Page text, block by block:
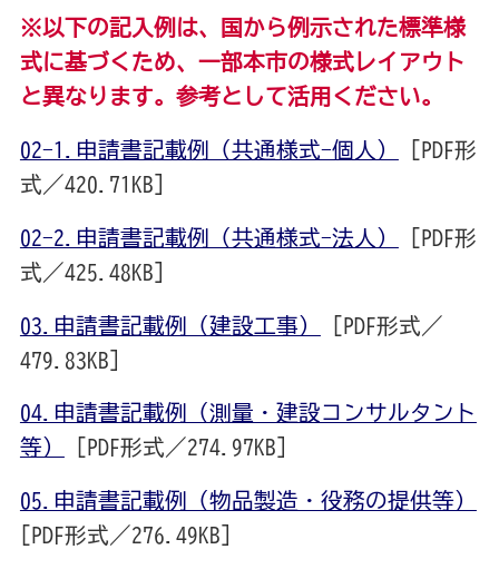
※以下の記入例は、国から例示された標準様
式に基づくため、一部本市の様式レイアウト
と異なります。参考として活用ください。
02-1.申請書記載例（共通様式-個人）
[PDF形
式／420.71KB]
02-2.申請書記載例（共通様式-法人）
[PDF形
式／425.48KB]
03.申請書記載例（建設工事）
[PDF形式／
479.83KB]
04.申請書記載例（測量・建設コンサルタント
等）
[PDF形式／274.97KB]
05.申請書記載例（物品製造・役務の提供等）
[PDF形式／276.49KB]